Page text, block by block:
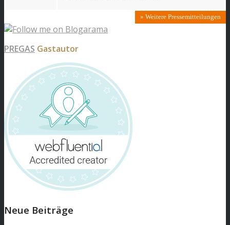
» Weitere Pressemitteilungen
PREGAS Gastautor
Neue Beiträge